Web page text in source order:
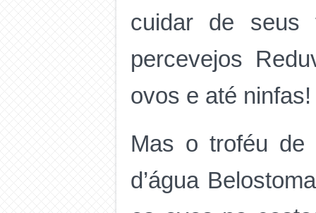
cuidar de seus
percevejos
ovos e até ninfas!
Mas o troféu de
d’água